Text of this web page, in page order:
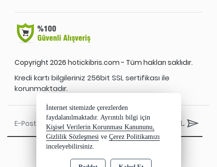
Copyright 2026 hotickibris.com - Tüm hakları saklıdır.
Kredi kartı bilgileriniz 256bit SSL sertifikası ile
korunmaktadır.
ABONE OL
İnternet sitemizde çerezlerden
faydalanılmaktadır. Ayrıntılı bilgi için
Kişisel Verilerin Korunması Kanununu,
Gizlilik Sözleşmesi ve Çerez Politikamızı
inceleyebilirsiniz.